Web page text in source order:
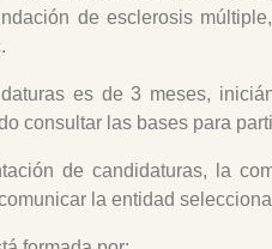
de esclerosis
es de 3 meses,
consultar las bases para
de candidaturas, la
la entidad